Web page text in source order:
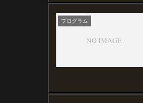
プログラム